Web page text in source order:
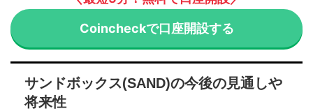
Coincheckで口座開設する
サンドボックス(SAND)の今後の見通しや
将来性